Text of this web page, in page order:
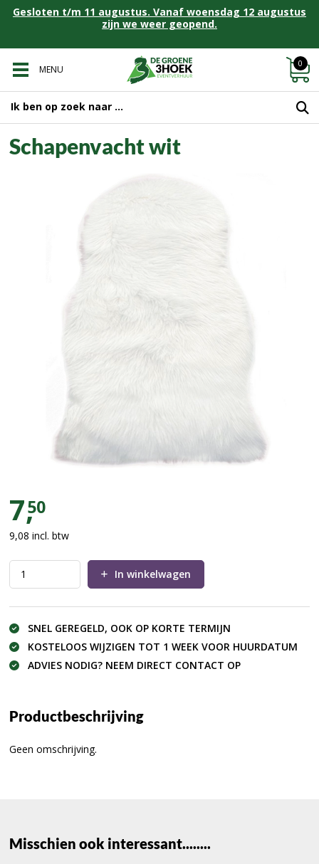
Gesloten t/m 11 augustus. Vanaf woensdag 12 augustus
zijn we weer geopend.
MENU
0
Schapenvacht wit
Schapenvacht wit
7,50
9,08 incl. btw
In winkelwagen
SNEL GEREGELD, OOK OP KORTE TERMIJN
KOSTELOOS WIJZIGEN TOT 1 WEEK VOOR HUURDATUM
ADVIES NODIG? NEEM DIRECT CONTACT OP
Productbeschrijving
Geen omschrijving.
Misschien ook interessant........